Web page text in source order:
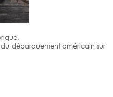
débarquement américain sur